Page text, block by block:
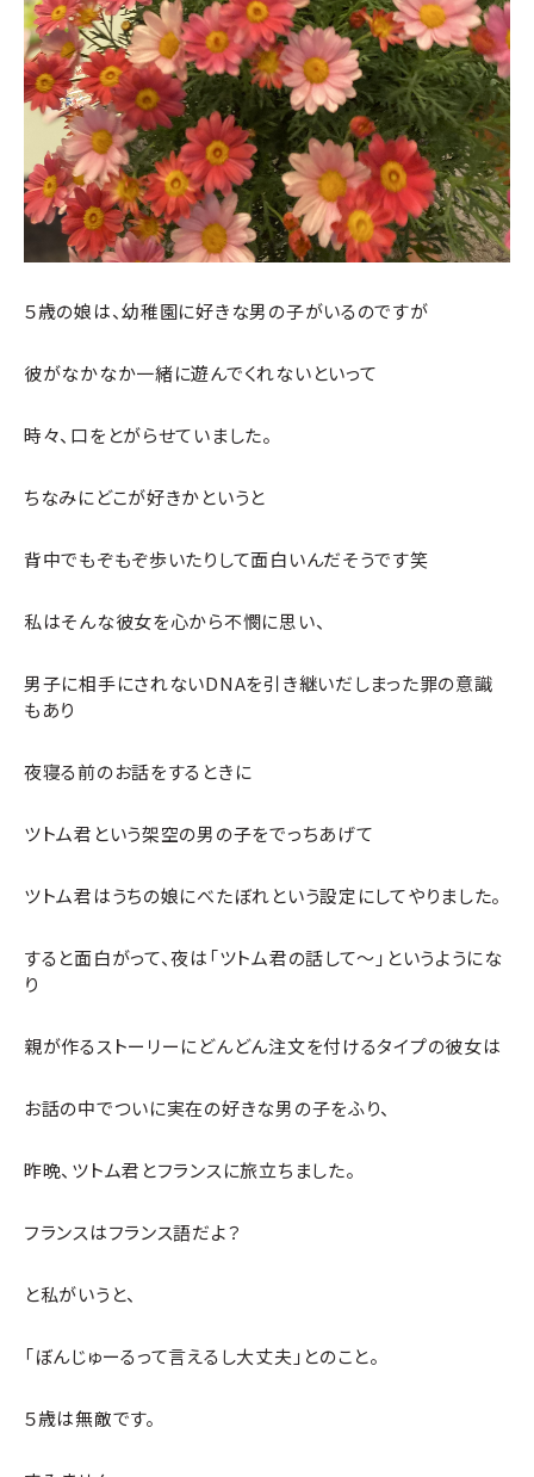
５歳の娘は、幼稚園に好きな男の子がいるのですが
彼がなかなか一緒に遊んでくれないといって
時々、口をとがらせていました。
ちなみにどこが好きかというと
背中でもぞもぞ歩いたりして面白いんだそうです笑
私はそんな彼女を心から不憫に思い、
男子に相手にされないDNAを引き継いだしまった罪の意識
もあり
夜寝る前のお話をするときに
ツトム君という架空の男の子をでっちあげて
ツトム君はうちの娘にべたぼれという設定にしてやりました。
すると面白がって、夜は「ツトム君の話して～」というようにな
り
親が作るストーリーにどんどん注文を付けるタイプの彼女は
お話の中でついに実在の好きな男の子をふり、
昨晩、ツトム君とフランスに旅立ちました。
フランスはフランス語だよ？
と私がいうと、
「ぼんじゅーるって言えるし大丈夫」とのこと。
５歳は無敵です。